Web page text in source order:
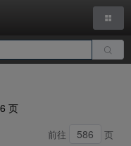
页
前往 页